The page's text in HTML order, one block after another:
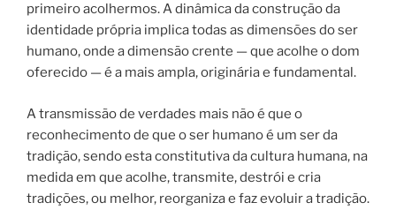
primeiro acolhermos. A dinâmica da construção da
identidade própria implica todas as dimensões do ser
humano, onde a dimensão crente — que acolhe o dom
oferecido — é a mais ampla, originária e fundamental.
A transmissão de verdades mais não é que o
reconhecimento de que o ser humano é um ser da
tradição, sendo esta constitutiva da cultura humana, na
medida em que acolhe, transmite, destrói e cria
tradições, ou melhor, reorganiza e faz evoluir a tradição.